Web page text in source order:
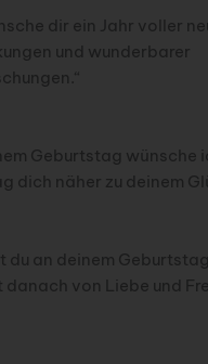
dir ein Jahr voller
und wunderbarer
Geburtstag wünsche
dich näher zu deinem
du an deinem
danach von Liebe und